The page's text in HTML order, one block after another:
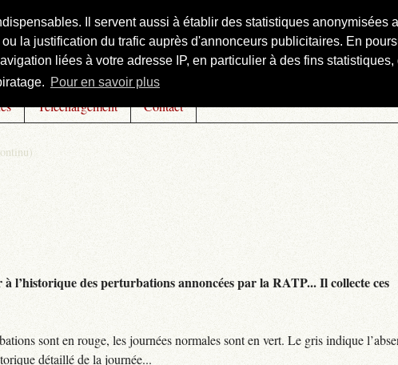
Il servent aussi à établir des statistiques anonymisées
la justification du trafic auprès d'annonceurs publicitaires. En
liées à votre adresse IP, en particulier à des fins
Pour en savoir plus
Téléchargement Contact
l’historique des perturbations annoncées par la RATP... Il collecte ces
sont en rouge, les journées normales sont en vert. Le gris indique
détaillé de la journée...